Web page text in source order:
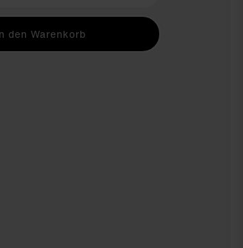
den Warenkorb